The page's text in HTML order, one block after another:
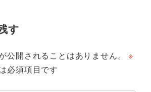
す
公開されることはありません。
※
必須項目です